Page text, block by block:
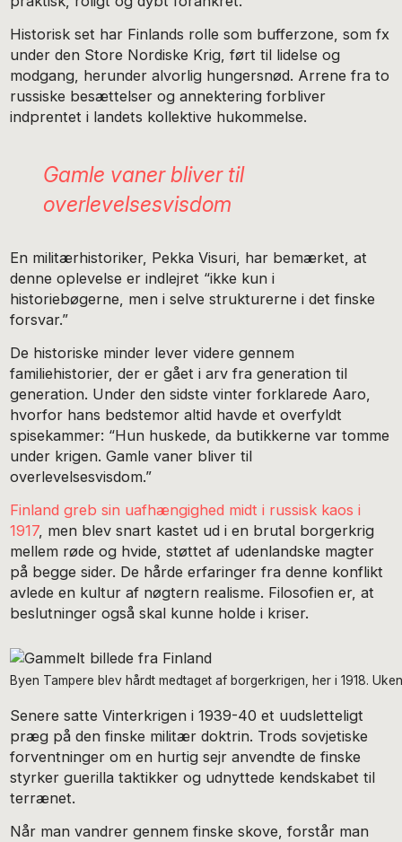
Historisk set har Finlands rolle som bufferzone, som fx
under den Store Nordiske Krig, ført til lidelse og
modgang, herunder alvorlig hungersnød. Arrene fra to
russiske besættelser og annektering forbliver
indprentet i landets kollektive hukommelse.
Gamle vaner bliver til
overlevelsesvisdom
En militærhistoriker, Pekka Visuri, har bemærket, at
denne oplevelse er indlejret “ikke kun i
historiebøgerne, men i selve strukturerne i det finske
forsvar.”
De historiske minder lever videre gennem
familiehistorier, der er gået i arv fra generation til
generation. Under den sidste vinter forklarede Aaro,
hvorfor hans bedstemor altid havde et overfyldt
spisekammer: “Hun huskede, da butikkerne var tomme
under krigen. Gamle vaner bliver til
overlevelsesvisdom.”
Finland greb sin uafhængighed midt i russisk kaos i
1917, men blev snart kastet ud i en brutal borgerkrig
mellem røde og hvide, støttet af udenlandske magter
på begge sider. De hårde erfaringer fra denne konflikt
avlede en kultur af nøgtern realisme. Filosofien er, at
beslutninger også skal kunne holde i kriser.
Byen Tampere blev hårdt medtaget af borgerkrigen, her i 1918.
Senere satte Vinterkrigen i 1939-40 et uudsletteligt
præg på den finske militær doktrin. Trods sovjetiske
forventninger om en hurtig sejr anvendte de finske
styrker guerilla taktikker og udnyttede kendskabet til
terrænet.
Når man vandrer gennem finske skove, forstår man